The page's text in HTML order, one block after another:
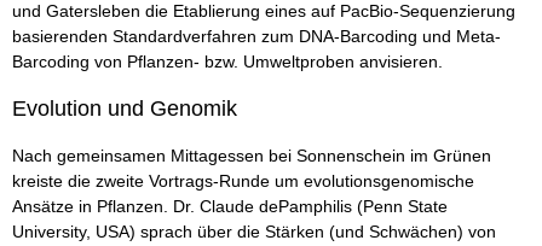
und Gatersleben die Etablierung eines auf PacBio-Sequenzierung
basierenden Standardverfahren zum DNA-Barcoding und Meta-
Barcoding von Pflanzen- bzw. Umweltproben anvisieren.
Evolution und Genomik
Nach gemeinsamen Mittagessen bei Sonnenschein im Grünen
kreiste die zweite Vortrags-Runde um evolutionsgenomische
Ansätze in Pflanzen. Dr. Claude dePamphilis (Penn State
University, USA) sprach über die Stärken (und Schwächen) von